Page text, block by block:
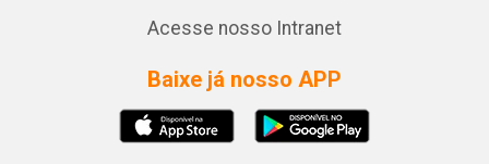
Acesse nosso Intranet
Baixe já nosso APP